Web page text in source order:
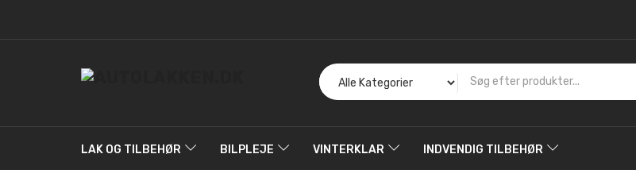
LAK OG TILBEHØR BILPLEJE VINTERKLAR INDVENDIG TILBEHØR